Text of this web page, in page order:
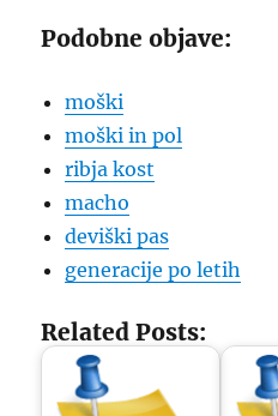
Podobne objave:
moški
moški in pol
ribja kost
macho
deviški pas
generacije po letih
Related Posts: